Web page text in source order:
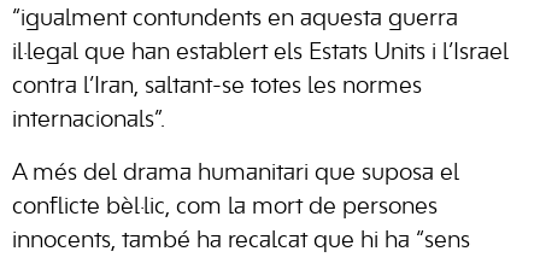
“igualment contundents en aquesta guerra
il·legal que han establert els Estats Units i l’Israel
contra l’Iran, saltant-se totes les normes
internacionals”.
A més del drama humanitari que suposa el
conflicte bèl·lic, com la mort de persones
innocents, també ha recalcat que hi ha “sens